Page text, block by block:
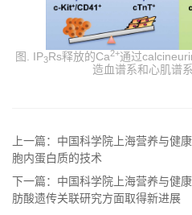
图. IP3Rs释放的Ca2+通过
造血谱系和心肌谱
上一篇：中国科学院上海营养与健
胞内蛋白质的技术
下一篇：中国科学院上海营养与健
肪酸遗传关联研究方面取得新进展